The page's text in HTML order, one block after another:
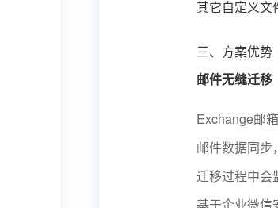
其它自定义文
三、方案优势
邮件无缝迁移
Exchange邮
邮件数据同步
迁移过程中会